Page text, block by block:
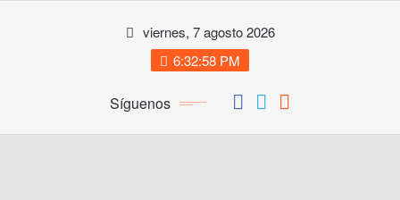
viernes, 7 agosto 2026
6:32:58 PM
Síguenos